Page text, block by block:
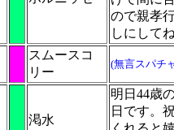
ので親孝
しにして
スムースコ
リー
(無言スパチ
渇水
明日44歳
日です。